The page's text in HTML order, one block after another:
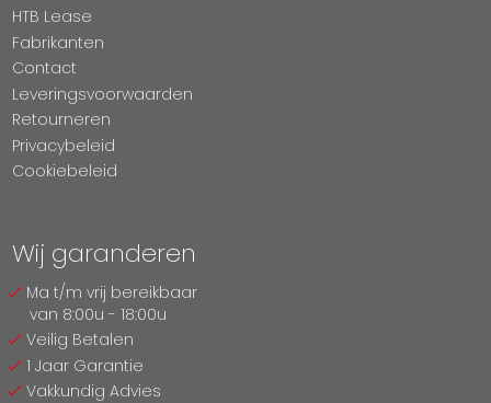
HTB Lease
Fabrikanten
Contact
Leveringsvoorwaarden
Retourneren
Privacybeleid
Cookiebeleid
Wij garanderen
Ma t/m vrij bereikbaar
van 8:00u - 18:00u
Veilig Betalen
1 Jaar Garantie
Vakkundig Advies